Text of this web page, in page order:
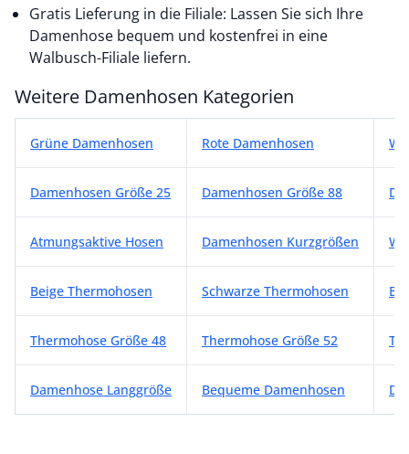
Gratis Lieferung in die Filiale: Lassen Sie sich Ihre
Damenhose bequem und kostenfrei in eine
Walbusch-Filiale liefern.
Weitere Damenhosen Kategorien
Grüne Damenhosen Rote Damenhosen
Damenhosen Größe 25 Damenhosen Größe 88
Atmungsaktive Hosen Damenhosen Kurzgrößen
Beige Thermohosen Schwarze Thermohosen
Thermohose Größe 48 Thermohose Größe 52
Damenhose Langgröße Bequeme Damenhosen